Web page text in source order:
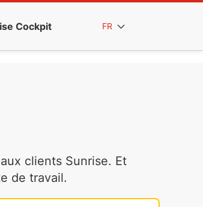
Cockpit FR
clients Sunrise. Et
de travail.